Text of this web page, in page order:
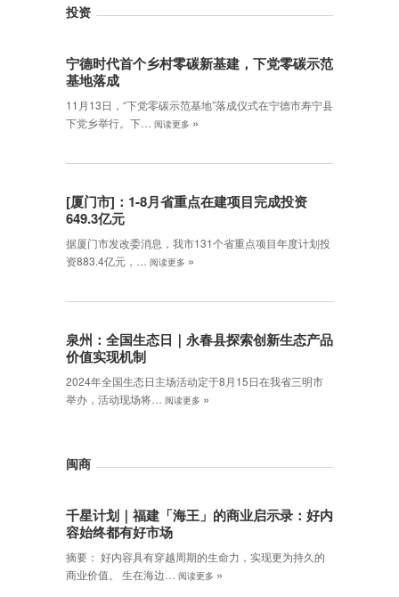
投资
宁德时代首个乡村零碳新基建，下党零碳示范
基地落成
11月13日，“下党零碳示范基地”落成仪式在宁德市寿宁县
下党乡举行。下…
阅读更多 »
[厦门市]：1-8月省重点在建项目完成投资
649.3亿元
据厦门市发改委消息，我市131个省重点项目年度计划投
资883.4亿元，…
阅读更多 »
泉州：全国生态日｜永春县探索创新生态产品
价值实现机制
2024年全国生态日主场活动定于8月15日在我省三明市
举办，活动现场将…
阅读更多 »
闽商
千星计划｜福建「海王」的商业启示录：好内
容始终都有好市场
摘要： 好内容具有穿越周期的生命力，实现更为持久的
商业价值。 生在海边…
阅读更多 »